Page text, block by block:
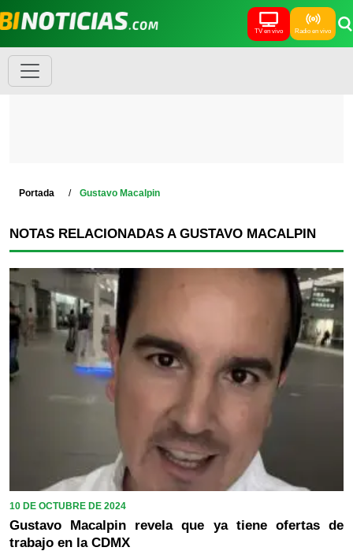
TV en vivo Radio en vivo
Portada Gustavo Macalpin
NOTAS RELACIONADAS A GUSTAVO MACALPIN
10 DE OCTUBRE DE 2024
Gustavo Macalpin revela que ya tiene ofertas de
trabajo en la CDMX